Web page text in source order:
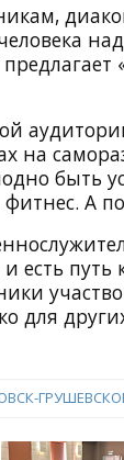
на
быть
А
есть
для